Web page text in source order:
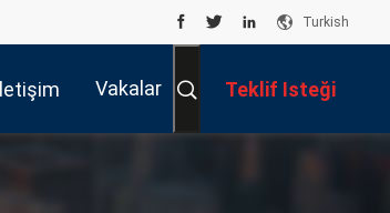
Turkish
Vakalar Teklif Isteği